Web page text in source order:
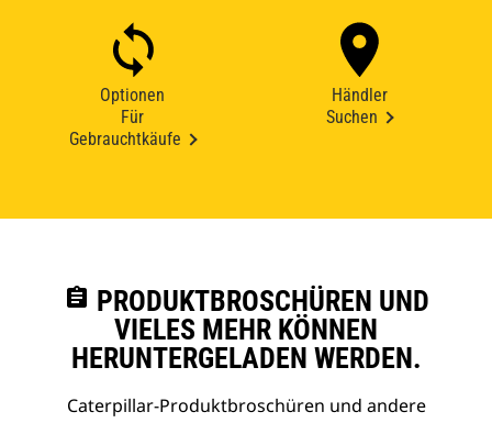
Optionen
Für
Gebrauchtkäufe
Händler
Suchen
assignment PRODUKTBROSCHÜREN UND
VIELES MEHR KÖNNEN
HERUNTERGELADEN WERDEN.
Caterpillar-Produktbroschüren und andere